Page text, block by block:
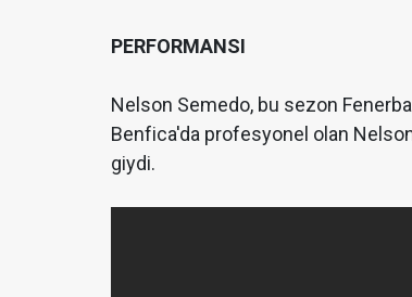
PERFORMANSI
Nelson Semedo, bu sezon
Benfica'da profesyonel olan
giydi.